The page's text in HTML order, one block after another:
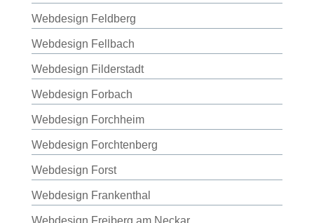
Webdesign Feldberg
Webdesign Fellbach
Webdesign Filderstadt
Webdesign Forbach
Webdesign Forchheim
Webdesign Forchtenberg
Webdesign Forst
Webdesign Frankenthal
Webdesign Freiberg am Neckar